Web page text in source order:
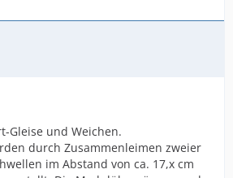
Gleise und Weichen.
durch Zusammenleimen zweier
im Abstand von ca. 17,x cm